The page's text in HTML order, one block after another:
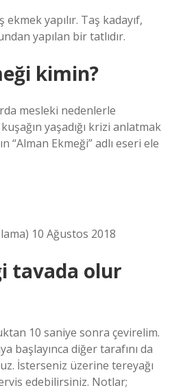
ekmek yapılır. Taş kadayıf,
yapılan bir tatlıdır.
kimin?
mesleki nedenlerle
yaşadığı krizi anlatmak
“Alman Ekmeği” adlı eseri ele
10 Ağustos 2018
tavada olur
10 saniye sonra çevirelim.
başlayınca diğer tarafını da
İsterseniz üzerine tereyağı
edebilirsiniz. Notlar;